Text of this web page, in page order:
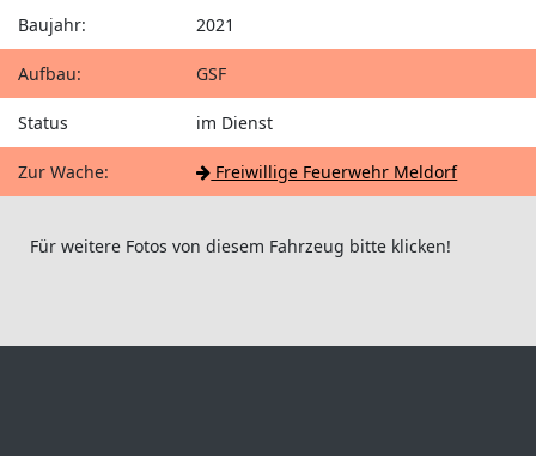
Baujahr: 2021
Aufbau: GSF
Status im Dienst
Zur Wache: Freiwillige Feuerwehr Meldorf
Für weitere Fotos von diesem Fahrzeug bitte klicken!